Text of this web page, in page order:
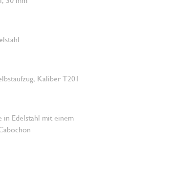
Kaliber T201
in Edelstahl mit einem